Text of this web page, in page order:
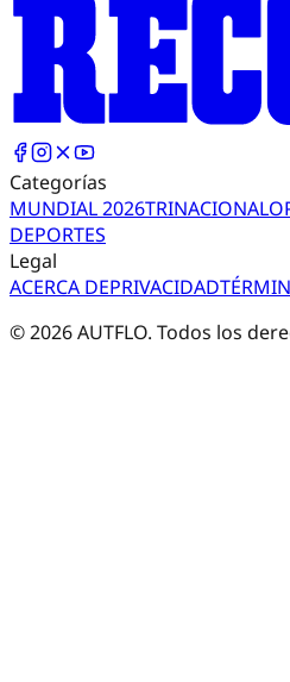
Categorías
MUNDIAL 2026TRINACIONAL
DEPORTES
Legal
ACERCA DEPRIVACIDAD
©2026AUTFLO. Todos los